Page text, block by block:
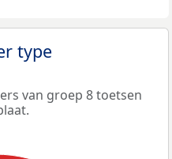
type
van groep 8 toetsen